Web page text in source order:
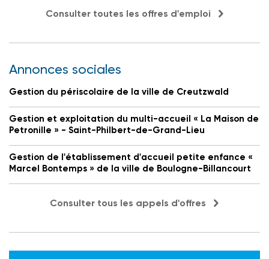
Consulter toutes les offres d'emploi
Annonces sociales
Gestion du périscolaire de la ville de Creutzwald
Gestion et exploitation du multi-accueil « La Maison de
Petronille » - Saint-Philbert-de-Grand-Lieu
Gestion de l'établissement d'accueil petite enfance «
Marcel Bontemps » de la ville de Boulogne-Billancourt
Consulter tous les appels d'offres